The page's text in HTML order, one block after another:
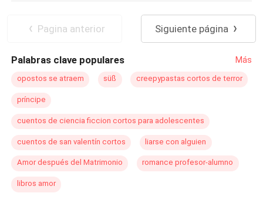
Pagina anterior Siguiente página
Palabras clave populares Más
opostos se atraem süß creepypastas cortos de terror
príncipe
cuentos de ciencia ficcion cortos para adolescentes
cuentos de san valentín cortos liarse con alguien
Amor después del Matrimonio romance profesor-alumno
libros amor